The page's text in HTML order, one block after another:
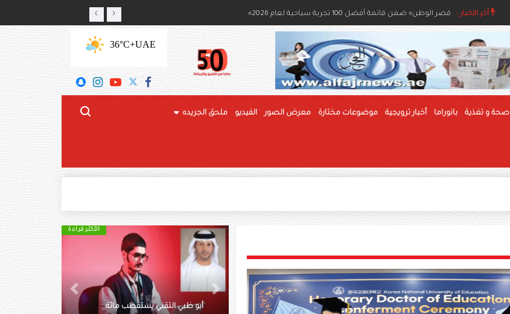
أخر الاخبار :
مسابقات الفاكهة بمهرجان الوثبة للرطب تعزز جودة الإنتاج المحلي ‹ ›
UAE
+36°C
صحة و تغذية بانوراما أخبار ترويجية موضوعات مختارة معرض الصور الفيديو ملحق الجريده
الأكثر قراءة
أبو ظبي التقني يستقطب مائة
الأكثر قراءة
جامعة نيويورك أبوظبي تعلن عن
حصول ثلاثة من أعضاء هيئة
Previous
Next